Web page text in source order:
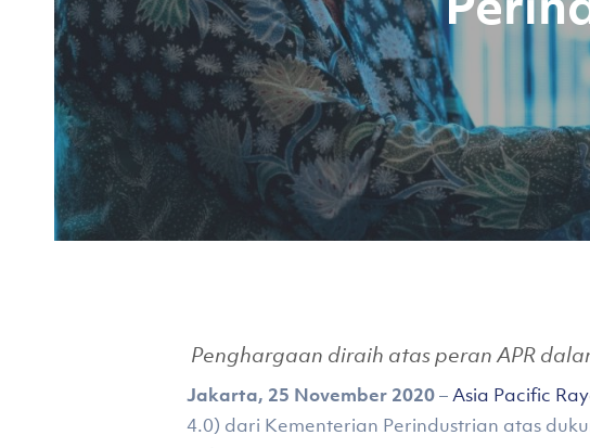
Hit enter to search or ESC to close
Penghargaan diraih atas peran APR
Jakarta, 25 November 2020–Asia Pacific
4.0) dari Kementerian Perindustrian atas